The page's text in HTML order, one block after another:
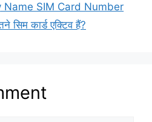
SIM Card Number
सिम कार्ड एक्टिव हैं?